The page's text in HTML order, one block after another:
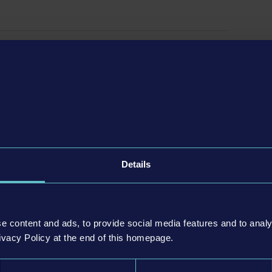
Details
content and ads, to provide social media features and to
Policy at the end of this homepage.
ücretli DLC'leri içeriyor.
Pack, VDL Bus Pack, USA Skin Pack, Angel Shores
ekliyor.
ücretsiz harita genişletmesi DLC'si
IVECO BUS, MAN markalarına ek olarak dünya
BYD, Grande West ve Blue Bird gibi markalarında
bu yeni oyununda iki katlı bir otobüs ve toplu
bekliyor!
Kuzey Amerika ve Avrupa'da yer alan iki canlı ve
birlikte sür.
satıcılarını ziyaret etme ve saatlere göre yolcu
gibi geliştirilmiş, tercihe bağlı yönetim özellikleri daha